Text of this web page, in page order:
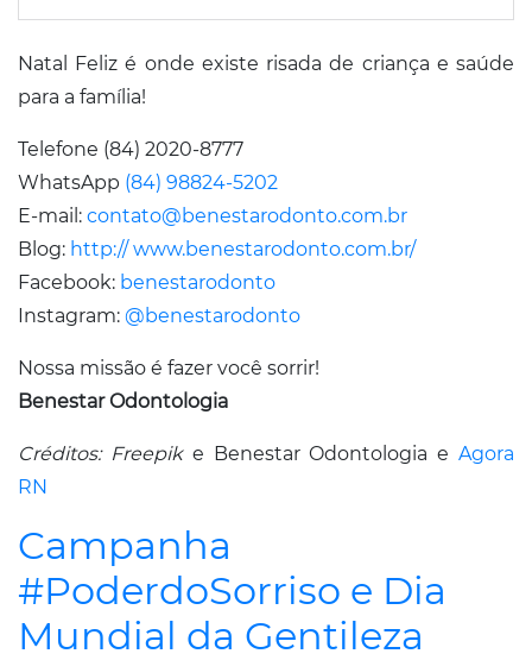
Natal Feliz é onde existe risada de criança e saúde
para a família!
Telefone (84) 2020-8777
WhatsApp (84) 98824-5202
E-mail: contato@benestarodonto.com.br
Blog: http:// www.benestarodonto.com.br/
Facebook: benestarodonto
Instagram: @benestarodonto
Nossa missão é fazer você sorrir!
Benestar Odontologia
Créditos: Freepike Benestar Odontologia eAgora
RN
Campanha
#PoderdoSorriso e Dia
Mundial da Gentileza